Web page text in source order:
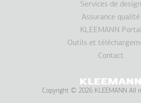
Services de design
Assurance qualité
KLEEMANN Portal
Outils et
Contact
Copyright © 2026 KLEEMANN All